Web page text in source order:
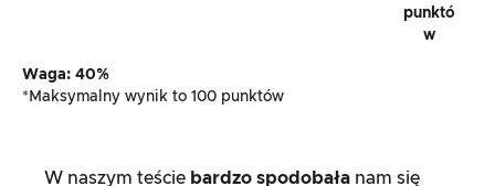
punktó
w
Waga: 40%
*Maksymalny wynik to 100 punktów
W naszym teście bardzo spodobała nam się